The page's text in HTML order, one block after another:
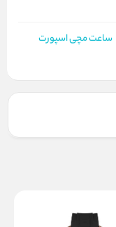
ساعت مچی اسپورت